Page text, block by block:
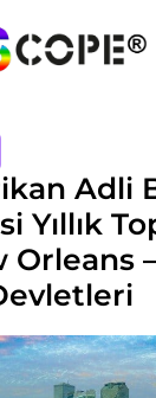
Adli
Yıllık
Orleans